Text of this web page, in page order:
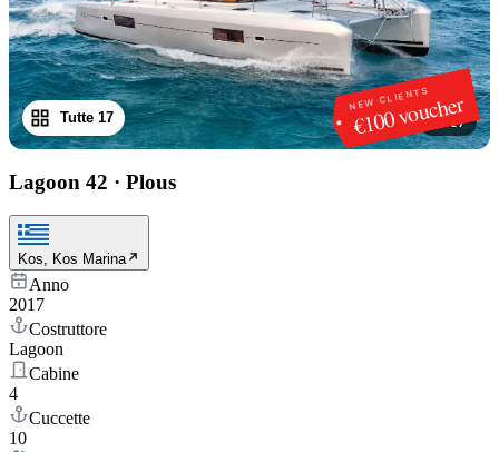
NEW CLIENTS
€100 voucher
1/17
Tutte 17
Lagoon 42 · Plous
Kos, Kos Marina
Anno
2017
Costruttore
Lagoon
Cabine
4
Cuccette
10